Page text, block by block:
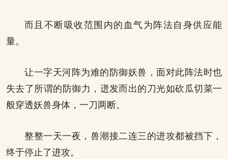
而且不断吸收范围内的血气为阵法自身供应能
量。
让一字天河阵为难的防御妖兽，面对此阵法时也
失去了所谓的防御力，迸发而出的刀光如砍瓜切菜一
般穿透妖兽身体，一刀两断。
整整一天一夜，兽潮接二连三的进攻都被挡下，
终于停止了进攻。